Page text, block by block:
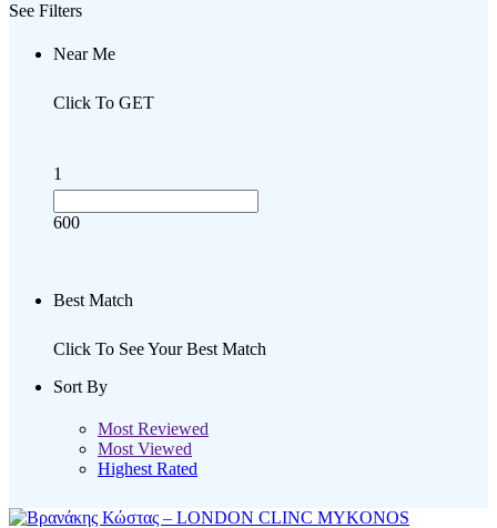
See Filters
Near Me
Click To GET
1
600
Best Match
Click To See Your Best Match
Sort By
Most Reviewed
Most Viewed
Highest Rated